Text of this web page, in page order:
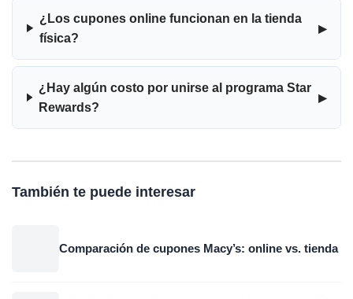
¿Los cupones online funcionan en la tienda
física?
▸
¿Hay algún costo por unirse al programa Star
Rewards?
▸
También te puede interesar
Comparación de cupones Macy’s: online vs. tienda